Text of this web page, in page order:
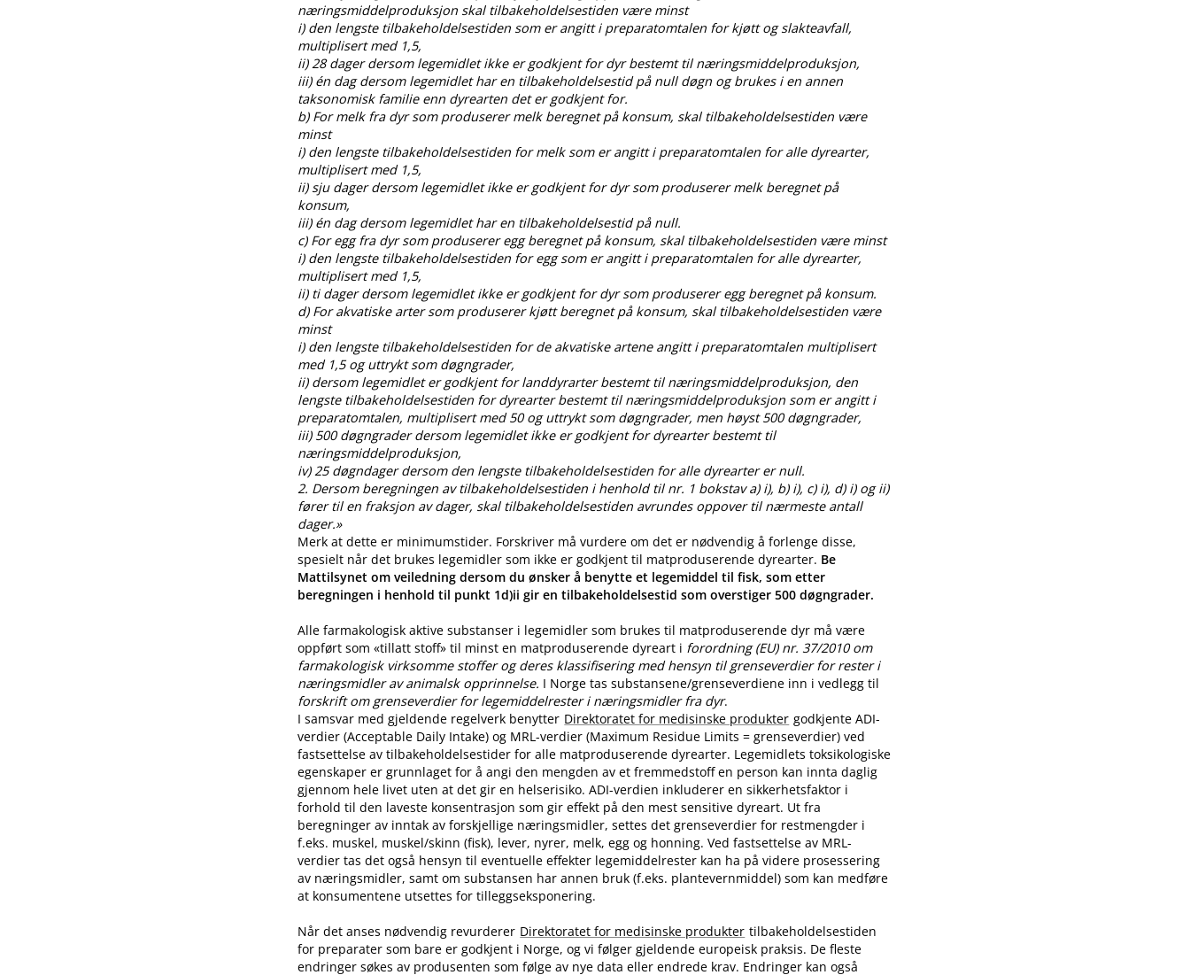
næringsmiddelproduksjon skal tilbakeholdelsestiden være minst
i) den lengste tilbakeholdelsestiden som er angitt i preparatomtalen for kjøtt og slakteavfall,
multiplisert med 1,5,
ii) 28 dager dersom legemidlet ikke er godkjent for dyr bestemt til næringsmiddelproduksjon,
iii) én dag dersom legemidlet har en tilbakeholdelsestid på null døgn og brukes i en annen
taksonomisk familie enn dyrearten det er godkjent for.
b) For melk fra dyr som produserer melk beregnet på konsum, skal tilbakeholdelsestiden være
minst
i) den lengste tilbakeholdelsestiden for melk som er angitt i preparatomtalen for alle dyrearter,
multiplisert med 1,5,
ii) sju dager dersom legemidlet ikke er godkjent for dyr som produserer melk beregnet på
konsum,
iii) én dag dersom legemidlet har en tilbakeholdelsestid på null.
c) For egg fra dyr som produserer egg beregnet på konsum, skal tilbakeholdelsestiden være minst
i) den lengste tilbakeholdelsestiden for egg som er angitt i preparatomtalen for alle dyrearter,
multiplisert med 1,5,
ii) ti dager dersom legemidlet ikke er godkjent for dyr som produserer egg beregnet på konsum.
d) For akvatiske arter som produserer kjøtt beregnet på konsum, skal tilbakeholdelsestiden være
minst
i) den lengste tilbakeholdelsestiden for de akvatiske artene angitt i preparatomtalen multiplisert
med 1,5 og uttrykt som døgngrader,
ii) dersom legemidlet er godkjent for landdyrarter bestemt til næringsmiddelproduksjon, den
lengste tilbakeholdelsestiden for dyrearter bestemt til næringsmiddelproduksjon som er angitt i
preparatomtalen, multiplisert med 50 og uttrykt som døgngrader, men høyst 500 døgngrader,
iii) 500 døgngrader dersom legemidlet ikke er godkjent for dyrearter bestemt til
næringsmiddelproduksjon,
iv) 25 døgndager dersom den lengste tilbakeholdelsestiden for alle dyrearter er null.
2. Dersom beregningen av tilbakeholdelsestiden i henhold til nr. 1 bokstav a) i), b) i), c) i), d) i) og ii)
fører til en fraksjon av dager, skal tilbakeholdelsestiden avrundes oppover til nærmeste antall
dager.»
Merk at dette er minimumstider. Forskriver må vurdere om det er nødvendig å forlenge disse,
spesielt når det brukes legemidler som ikke er godkjent til matproduserende dyrearter. Be
Mattilsynet om veiledning dersom du ønsker å benytte et legemiddel til fisk, som etter
beregningen i henhold til punkt 1d)ii gir en tilbakeholdelsestid som overstiger 500 døgngrader.
Alle farmakologisk aktive substanser i legemidler som brukes til matproduserende dyr må være
oppført som «tillatt stoff» til minst en matproduserende dyreart i forordning (EU) nr. 37/2010 om
farmakologisk virksomme stoffer og deres klassifisering med hensyn til grenseverdier for rester i
næringsmidler av animalsk opprinnelse. I Norge tas substansene​/​grenseverdiene inn i vedlegg til
forskrift om grenseverdier for legemiddelrester i næringsmidler fra dyr.
I samsvar med gjeldende regelverk benytter Direktoratet for medisinske produkter godkjente ADI-
verdier (Acceptable Daily Intake) og MRL-verdier (Maximum Residue Limits = grenseverdier) ved
fastsettelse av tilbakeholdelsestider for alle matproduserende dyrearter. Legemidlets toksikologiske
egenskaper er grunnlaget for å angi den mengden av et fremmedstoff en person kan innta daglig
gjennom hele livet uten at det gir en helserisiko. ADI-verdien inkluderer en sikkerhetsfaktor i
forhold til den laveste konsentrasjon som gir effekt på den mest sensitive dyreart. Ut fra
beregninger av inntak av forskjellige næringsmidler, settes det grenseverdier for restmengder i
f.eks. muskel, muskel​/​skinn (fisk), lever, nyrer, melk, egg og honning. Ved fastsettelse av MRL-
verdier tas det også hensyn til eventuelle effekter legemiddelrester kan ha på videre prosessering
av næringsmidler, samt om substansen har annen bruk (f.eks. plantevernmiddel) som kan medføre
at konsumentene utsettes for tilleggseksponering.
Når det anses nødvendig revurderer Direktoratet for medisinske produkter tilbakeholdelsestiden
for preparater som bare er godkjent i Norge, og vi følger gjeldende europeisk praksis. De fleste
endringer søkes av produsenten som følge av nye data eller endrede krav. Endringer kan også